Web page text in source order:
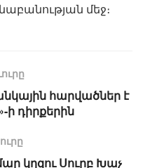
մեջ։
հարվածներ է
ի դիրքերին
կղզու Սուրբ Խաչ